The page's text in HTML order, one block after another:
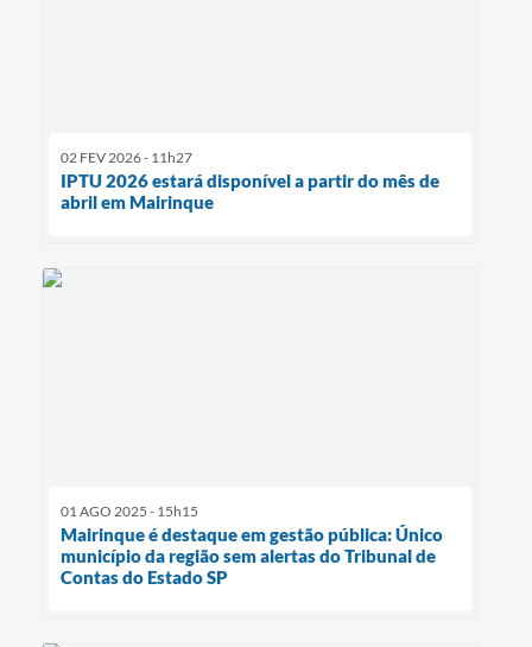
02 FEV 2026 - 11h27
IPTU 2026 estará disponível a partir do mês de
abril em Mairinque
01 AGO 2025 - 15h15
Mairinque é destaque em gestão pública: Único
município da região sem alertas do Tribunal de
Contas do Estado SP